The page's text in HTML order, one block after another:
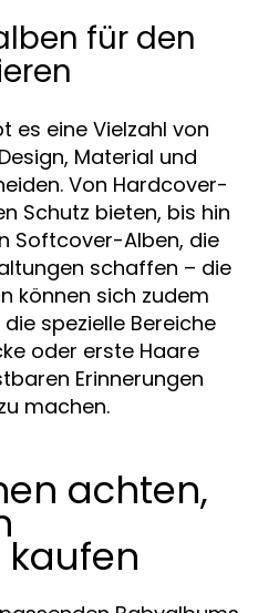
für den
es eine Vielzahl von
Material und
Von Hardcover-
Schutz bieten, bis hin
Softcover-Alben, die
schaffen – die
können sich zudem
spezielle Bereiche
oder erste Haare
Erinnerungen
machen.
achten,